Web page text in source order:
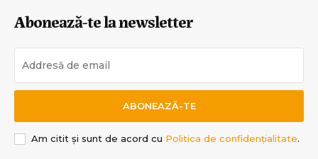
Abonează-te la newsletter
ABONEAZĂ-TE
Am citit și sunt de acord cu Politica de confidențialitate.